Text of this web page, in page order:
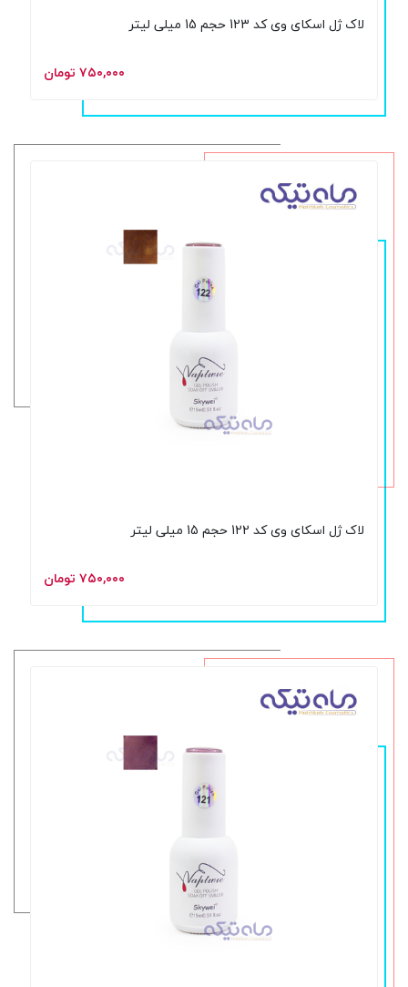
لاک ژل اسکای وی کد 123 حجم 15 میلی لیتر
۷۵۰,۰۰۰ تومان
لاک ژل اسکای وی کد 122 حجم 15 میلی لیتر
۷۵۰,۰۰۰ تومان